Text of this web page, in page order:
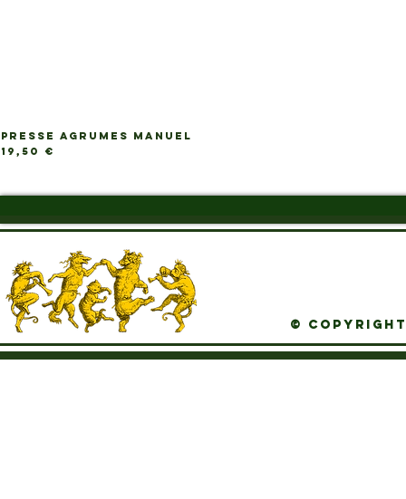
PRESSE AGRUMES MANUEL
Prix
19,50 €
© Copyright